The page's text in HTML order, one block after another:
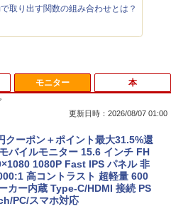
取り出す関数の組み合わせとは？
ートパソコン 新生活セット 2026
搭載 Office付き 15.6型 大手
第6〜8世代 Core i3/i5 メモリ8
最大1TB 高速SSD搭載 初期設定
ワーク応援 在宅勤務 学生向け
ノートPC 中古パソコン
り品】中古パソコン | NEC | Mate
1 | Windows11 | デスクトップ
証 | 第7世代 | Core i5 7500 3.4
| MEM:8GB | SSD:256G
ROM | 無線LAN:あり | Win11Pr
モニター
更新日時：2026/08/07 01:00
クーポン＋ポイント最大31.5%還
バイルモニター 15.6 インチ FH
1080P Fast IPS パネル 非
高コントラスト 超軽量 600
カー内蔵 Type-C/HDMI 接続 PS
PC/スマホ対応
本